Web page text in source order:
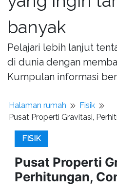
banyak
Pelajari lebih lanjut
di dunia dengan
Kumpulan informasi
Halaman rumah
Fisik
Pusat Properti Gravitasi,
FISIK
Pusat Properti
Perhitungan,